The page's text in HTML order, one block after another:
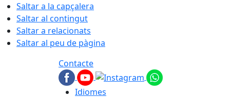
Saltar a la capçalera
Saltar al contingut
Saltar a relacionats
Saltar al peu de pàgina
Contacte
Idiomes